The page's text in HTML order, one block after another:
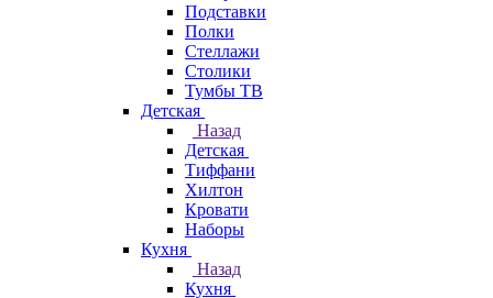
Подставки
Полки
Стеллажи
Столики
Тумбы ТВ
Детская
Назад
Детская
Тиффани
Хилтон
Кровати
Наборы
Кухня
Назад
Кухня